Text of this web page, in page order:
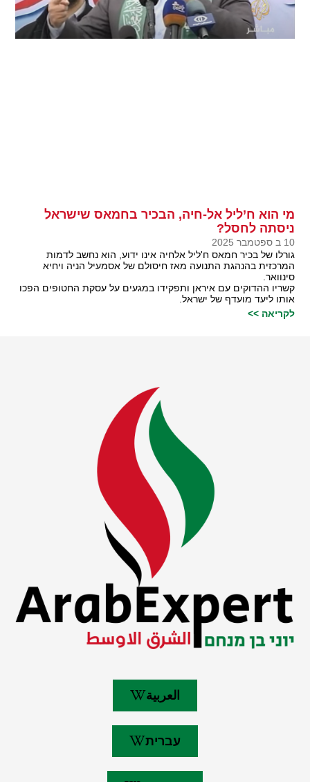
מי הוא ח’ליל אל-חיה, הבכיר בחמאס שישראל
ניסתה לחסל?
10 ב ספטמבר 2025
גורלו של בכיר חמאס ח'ליל אלחיה אינו ידוע, הוא נחשב לדמות
המרכזית בהנהגת התנועה מאז חיסולם של אסמעיל הניה ויחיא
סינוואר.
קשריו ההדוקים עם איראן ותפקידו במגעים על עסקת החטופים הפכו
אותו ליעד מועדף של ישראל.
לקריאה >>
العربية
עברית